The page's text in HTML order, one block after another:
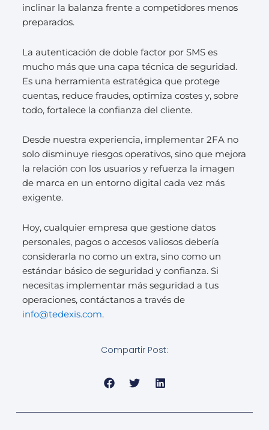
inclinar la balanza frente a competidores menos
preparados.
La autenticación de doble factor por SMS es
mucho más que una capa técnica de seguridad.
Es una herramienta estratégica que protege
cuentas, reduce fraudes, optimiza costes y, sobre
todo, fortalece la confianza del cliente.
Desde nuestra experiencia, implementar 2FA no
solo disminuye riesgos operativos, sino que mejora
la relación con los usuarios y refuerza la imagen
de marca en un entorno digital cada vez más
exigente.
Hoy, cualquier empresa que gestione datos
personales, pagos o accesos valiosos debería
considerarla no como un extra, sino como un
estándar básico de seguridad y confianza. Si
necesitas implementar más seguridad a tus
operaciones, contáctanos a través de
info@tedexis.com.
Compartir Post: